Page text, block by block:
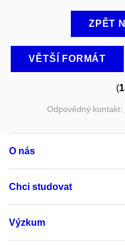
ZPĚT
VĚTŠÍ FORMÁT
(
Odpovědný kontakt:
O nás
Chci studovat
Výzkum